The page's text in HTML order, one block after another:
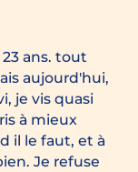
ans. tout
aujourd'hui,
je vis quasi
à mieux
il le faut, et à
Je refuse